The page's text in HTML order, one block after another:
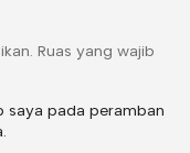
Ruas yang wajib
saya pada peramban